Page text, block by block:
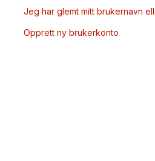
Jeg har glemt mitt brukernavn
Opprett ny brukerkonto